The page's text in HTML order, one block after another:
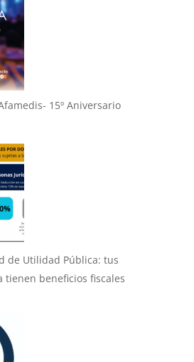
15º Aniversario
de Utilidad Pública: tus
tienen beneficios fiscales